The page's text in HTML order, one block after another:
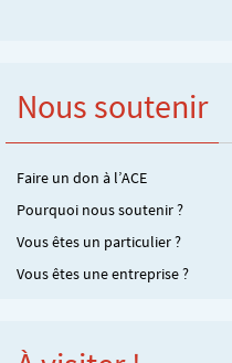
Nous soutenir
Faire un don à l’ACE
Pourquoi nous soutenir ?
Vous êtes un particulier ?
Vous êtes une entreprise ?